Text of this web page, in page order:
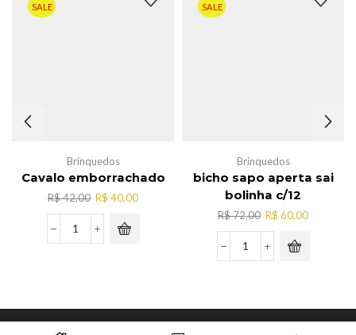
SALE
Brinquedos
Cavalo emborrachado
R$42,00 O
preço
original
era:
R$ 40,00O
Cavalo
SALE
Brinquedos
bicho sapo aperta sai
bolinha c/12
R$72,00 O
preço
original
era:
R$ 60,00O
bicho
bolinha